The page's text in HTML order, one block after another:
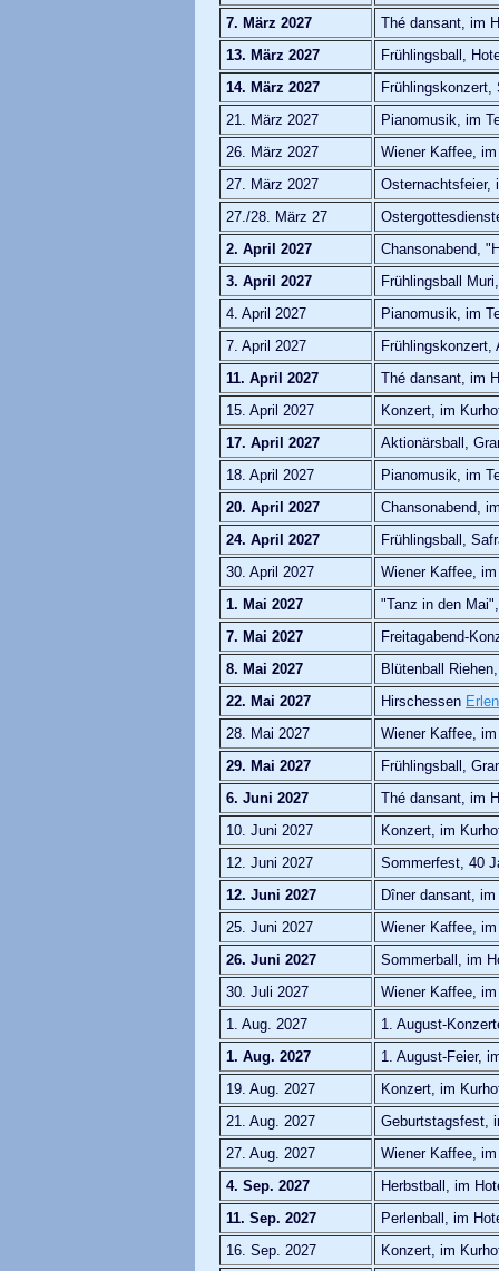
7. März 2027
Thé dansant, im
13. März 2027
Frühlingsball,
14. März 2027
Frühlingskonzert,
21. März 2027
Pianomusik, im
26. März 2027
Wiener Kaffee,
27. März 2027
Osternachtsfeier,
27./28. März 27
2. April 2027
Chansonabend,
3. April 2027
Frühlingsball
4. April 2027
Pianomusik, im
7. April 2027
Frühlingskonzert,
11. April 2027
Thé dansant, im
15. April 2027
Konzert, im
17. April 2027
Aktionärsball,
18. April 2027
Pianomusik, im
20. April 2027
Chansonabend,
24. April 2027
Frühlingsball,
30. April 2027
Wiener Kaffee,
1. Mai 2027
"Tanz in den
7. Mai 2027
Freitagabend-
8. Mai 2027
Blütenball
22. Mai 2027
Hirschessen
28. Mai 2027
Wiener Kaffee,
29. Mai 2027
Frühlingsball,
6. Juni 2027
Thé dansant, im
10. Juni 2027
Konzert, im
12. Juni 2027
Sommerfest, 40
12. Juni 2027
Dîner dansant,
25. Juni 2027
Wiener Kaffee,
26. Juni 2027
Sommerball, im
30. Juli 2027
Wiener Kaffee,
1. Aug. 2027
1. August-
1. Aug. 2027
1. August-Feier,
19. Aug. 2027
Konzert, im
21. Aug. 2027
Geburtstagsfest,
27. Aug. 2027
Wiener Kaffee,
4. Sep. 2027
Herbstball, im
11. Sep. 2027
Perlenball, im
16. Sep. 2027
Konzert, im